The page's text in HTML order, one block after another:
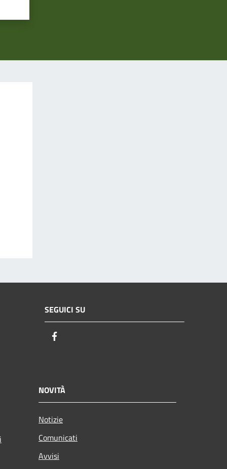
SEGUICI SU
NOVITÀ
Notizie
Comunicati
Avvisi